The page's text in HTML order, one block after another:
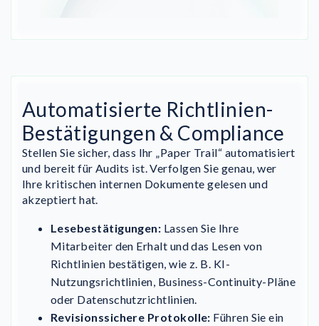
Automatisierte Richtlinien-
Bestätigungen & Compliance
Stellen Sie sicher, dass Ihr „Paper Trail“ automatisiert
und bereit für Audits ist. Verfolgen Sie genau, wer
Ihre kritischen internen Dokumente gelesen und
akzeptiert hat.
Lesebestätigungen: Lassen Sie Ihre
Mitarbeiter den Erhalt und das Lesen von
Richtlinien bestätigen, wie z. B. KI-
Nutzungsrichtlinien, Business-Continuity-Pläne
oder Datenschutzrichtlinien.
Revisionssichere Protokolle: Führen Sie ein